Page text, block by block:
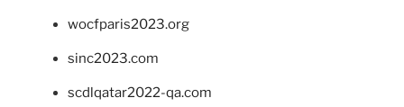
wocfparis2023.org
sinc2023.com
scdlqatar2022-qa.com